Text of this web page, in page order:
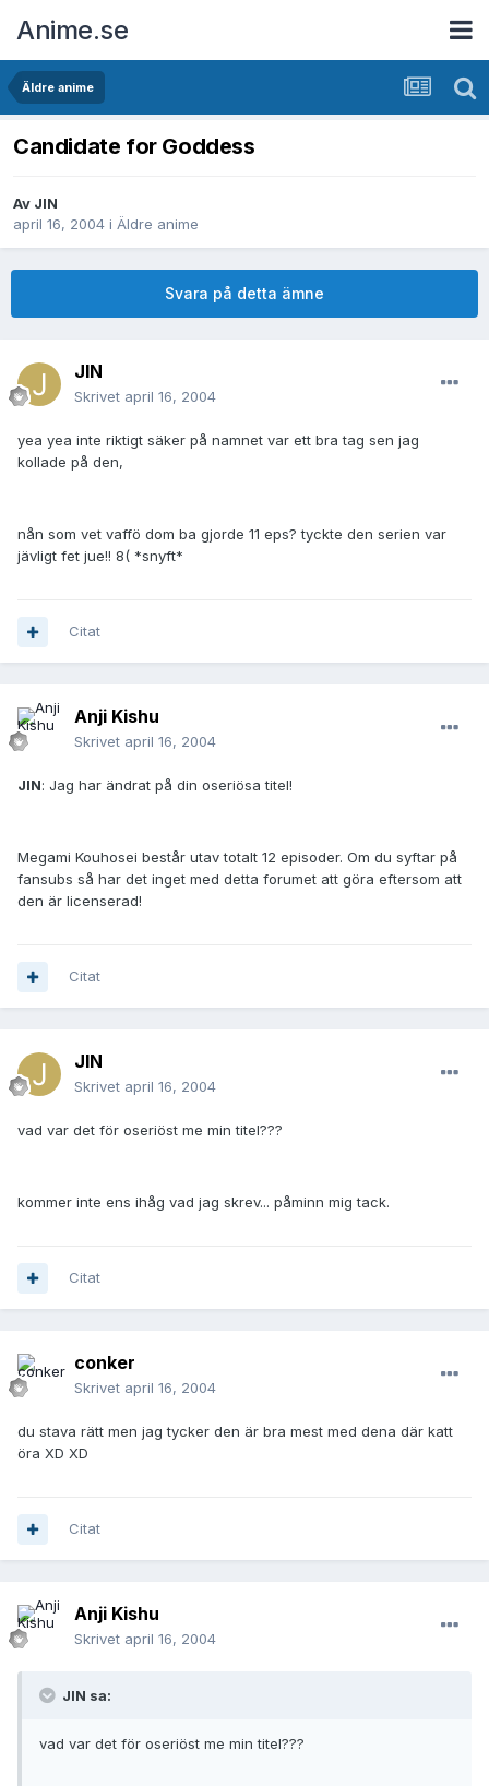
Anime.se
Äldre anime
Candidate for Goddess
Av JIN
april 16, 2004 i Äldre anime
Svara på detta ämne
JIN
Skrivet april 16, 2004
yea yea inte riktigt säker på namnet var ett bra tag sen jag
kollade på den,
nån som vet vaffö dom ba gjorde 11 eps? tyckte den serien var
jävligt fet jue!! 8( *snyft*
Citat
Anji Kishu
Skrivet april 16, 2004
JIN: Jag har ändrat på din oseriösa titel!
Megami Kouhosei består utav totalt 12 episoder. Om du syftar på
fansubs så har det inget med detta forumet att göra eftersom att
den är licenserad!
Citat
JIN
Skrivet april 16, 2004
vad var det för oseriöst me min titel???
kommer inte ens ihåg vad jag skrev... påminn mig tack.
Citat
conker
Skrivet april 16, 2004
du stava rätt men jag tycker den är bra mest med dena där katt
öra XD XD
Citat
Anji Kishu
Skrivet april 16, 2004
JIN sa:
vad var det för oseriöst me min titel???